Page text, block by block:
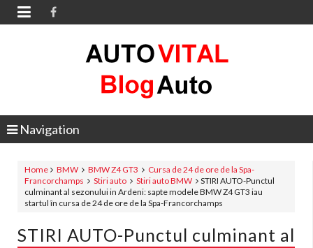

Navigation
Home BMW BMW Z4 GT3
Cursa de 24 de ore de la Spa-
Francorchamps
Stiri auto Stiri auto BMW
STIRI AUTO-Punctul
culminant al sezonului in Ardeni: sapte modele BMW Z4 GT3 iau
startul în cursa de 24 de ore de la Spa-Francorchamps
STIRI AUTO-Punctul culminant al